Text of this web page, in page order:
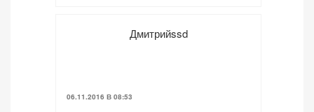
Дмитрийssd
06.11.2016 В 08:53